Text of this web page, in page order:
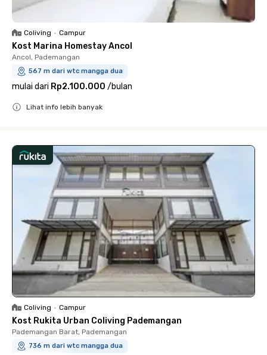
Coliving • Campur
Kost Marina Homestay Ancol
Ancol, Pademangan
567 m dari wtc mangga dua
mulai dari Rp2.100.000 /bulan
Lihat info lebih banyak
Coliving • Campur
Kost Rukita Urban Coliving Pademangan
Pademangan Barat, Pademangan
736 m dari wtc mangga dua